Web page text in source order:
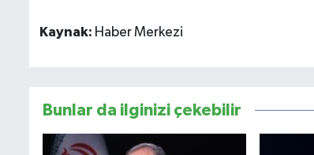
Kaynak: Haber Merkezi
Bunlar da ilginizi çekebilir